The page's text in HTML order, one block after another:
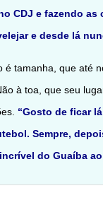
CDJ e fazendo as
e desde lá
é tamanha, que até
à toa, que seu
“Gosto de ficar
Sempre,
do Guaíba